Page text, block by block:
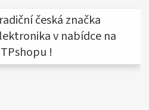
česká značka
v nabídce na
!